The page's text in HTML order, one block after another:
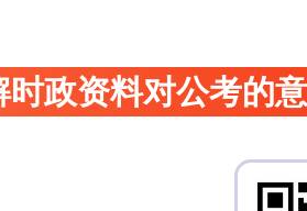
时政资料对公考的